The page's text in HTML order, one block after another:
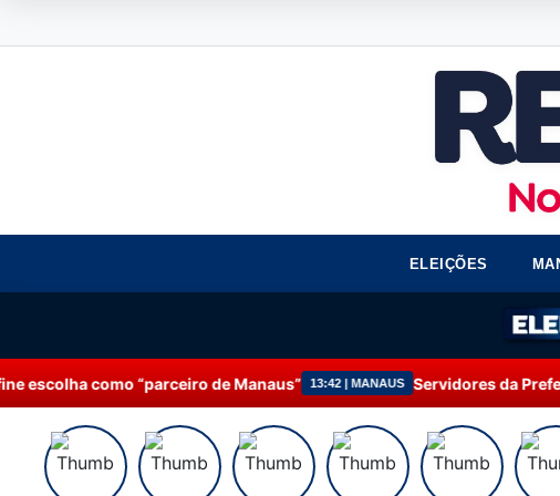
ELEIÇÕES
de Manaus” 13:42 | MANAUS Servidores da Prefeitura de Manaus